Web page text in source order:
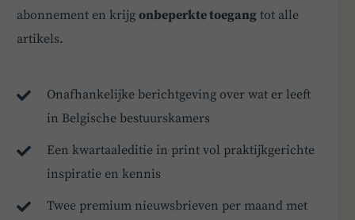
abonnement en krijgonbeperkte toegang tot alle
artikels.
Onafhankelijke berichtgeving over wat er leeft
in Belgische bestuurskamers
Een kwartaaleditie in print vol praktijkgerichte
inspiratie en kennis
Twee premium nieuwsbrieven per maand met
BoardBuddy